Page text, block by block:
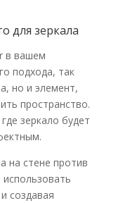
для зеркала
в вашем
подхода, так
но и элемент,
пространство.
зеркало будет
на стене против
создавая